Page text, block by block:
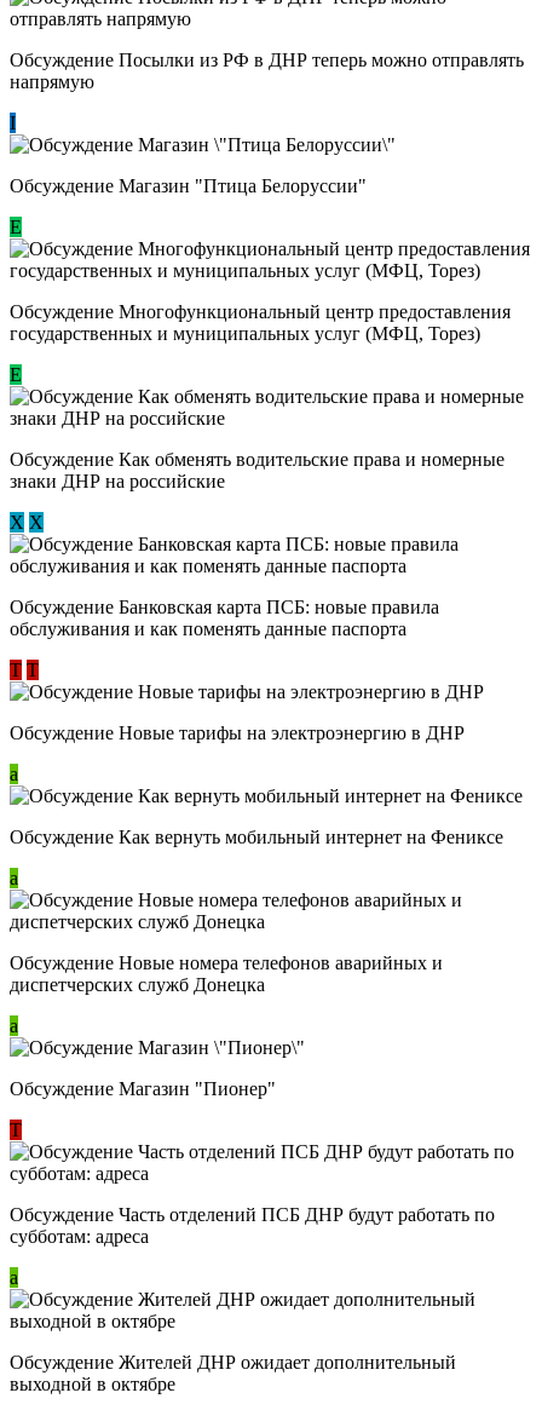
Обсуждение Посылки из РФ в ДНР теперь можно отправлять
напрямую
I
Обсуждение Магазин "Птица Белоруссии"
Е
Обсуждение Многофункциональный центр предоставления
государственных и муниципальных услуг (МФЦ, Торез)
E
Обсуждение ​Как обменять водительские права и номерные
знаки ДНР на российские
Х Х
Обсуждение ​Банковская карта ПСБ: новые правила
обслуживания и как поменять данные паспорта
Т Т
Обсуждение Новые тарифы на электроэнергию в ДНР
a
Обсуждение Как вернуть мобильный интернет на Фениксе
a
Обсуждение Новые номера телефонов аварийных и
диспетчерских служб Донецка
a
Обсуждение Магазин "Пионер"
Т
Обсуждение Часть отделений ПСБ ДНР будут работать по
субботам: адреса
a
Обсуждение Жителей ДНР ожидает дополнительный
выходной в октябре